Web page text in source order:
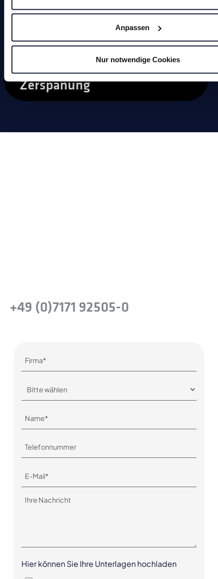
Anpassen
Nur notwendige Cookies
Sägen
Zerspanung
+49 (0)7171 92505-0
Hier können Sie Ihre Unterlagen hochladen